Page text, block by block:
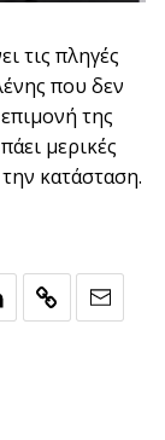
τις πληγές
που δεν
της
μερικές
κατάσταση.